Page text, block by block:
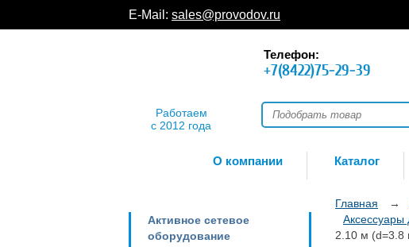
E-Mail: sales@provodov.ru
Работаем
с 2012 года
Телефон:
+7(8422)75-29-39
О компании Каталог
Активное сетевое
оборудование
Главная →
Аксессуары
2.10 м (d=3.8